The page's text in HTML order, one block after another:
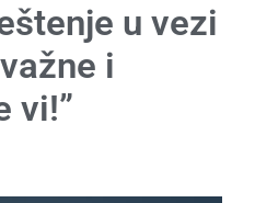
u vezi
i
vi!”